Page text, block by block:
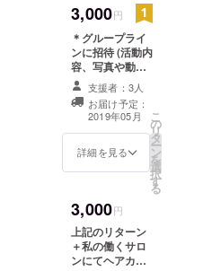
3,000円
＊グループライ
ンに招待 (活動内
容、写真や動画
の掲載、質疑応
答) ＊行った国々
を紹介する動画
＊お礼のお手紙
支援者：3人
お届け予定：
2019年05月
詳細を見る
こ
の
リ
タ
ー
ン
を
選
択
す
る
3,000円
上記のリターン
＋私の働くサロ
ンにてヘアカッ